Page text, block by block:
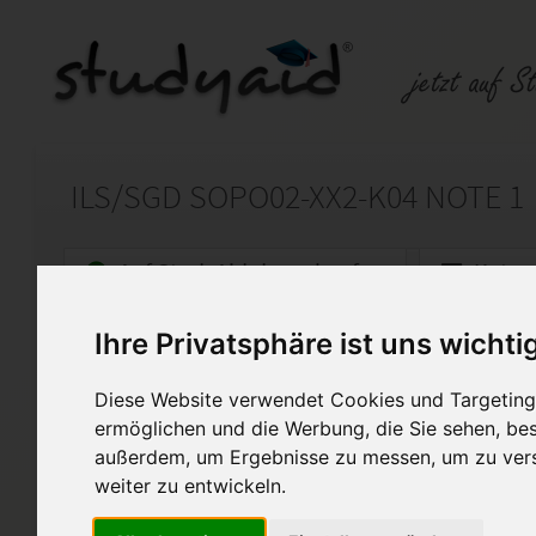
Ihre Privatsphäre ist uns
Diese Website verwendet Cookies und
ermöglichen und die Werbung, die Sie sehen,
außerdem, um Ergebnisse zu messen, um zu
weiter zu entwickeln.
ILS/SGD SOPO02-XX2-K04 NOTE 1
Auf StudyAid.de verkaufen
Startseite Sonstiges
Sozialkunde/Politik - Europäische Union,
Ich biete meine selbst
Einsendeaufgabe SOPO02-